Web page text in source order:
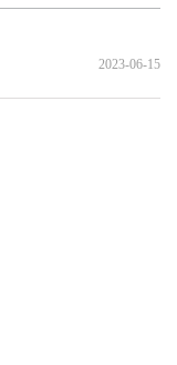
2023-06-15